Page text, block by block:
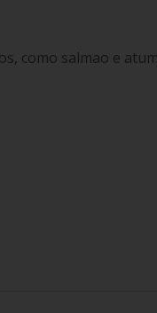
como salmao e